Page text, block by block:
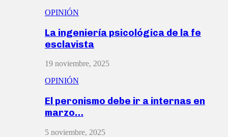
OPINIÓN
La ingeniería psicológica de la fe
esclavista
19 noviembre, 2025
OPINIÓN
El peronismo debe ir a internas en
marzo…
5 noviembre, 2025